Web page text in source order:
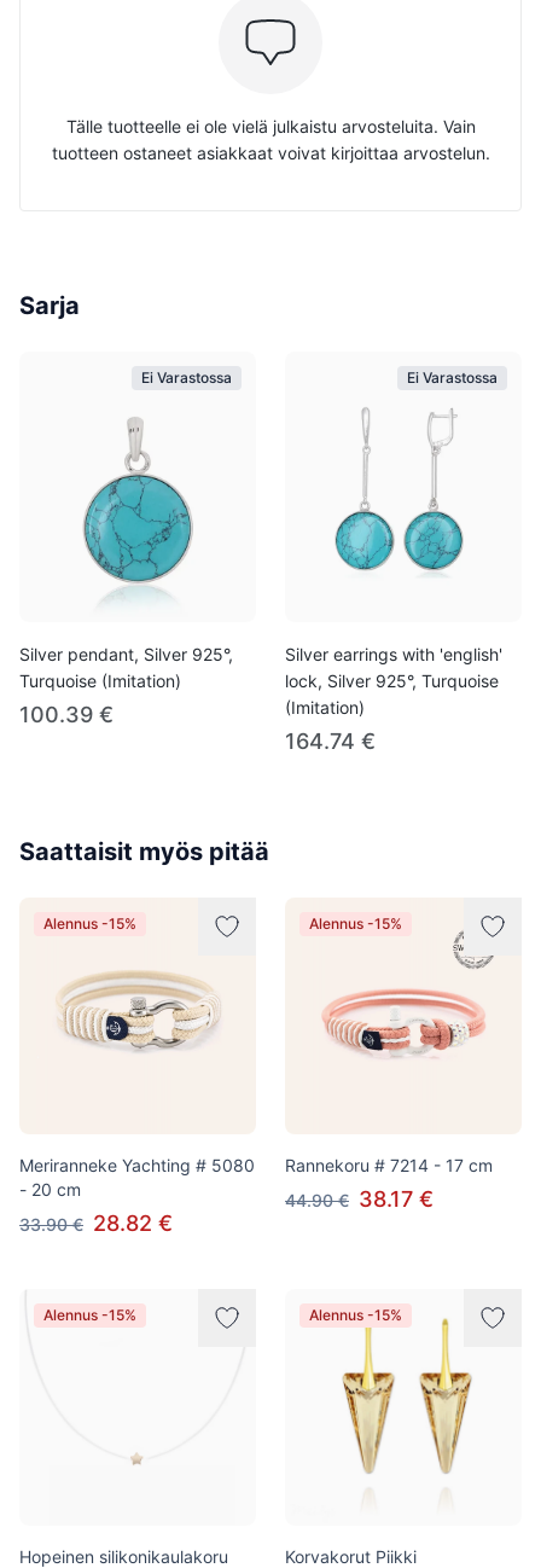
Tälle tuotteelle ei ole vielä julkaistu arvosteluita. Vain
tuotteen ostaneet asiakkaat voivat kirjoittaa arvostelun.
Sarja
Ei Varastossa
Silver pendant, Silver 925°,
Turquoise (Imitation)
100.39 €
Ei Varastossa
Silver earrings with 'english'
lock, Silver 925°, Turquoise
(Imitation)
164.74 €
Saattaisit myös pitää
Alennus -15%
Meriranneke Yachting # 5080
- 20 cm
33.90 € 28.82 €
Alennus -15%
Rannekoru # 7214 - 17 cm
44.90 € 38.17 €
Alennus -15%
Hopeinen silikonikaulakoru
Alennus -15%
Korvakorut Piikki